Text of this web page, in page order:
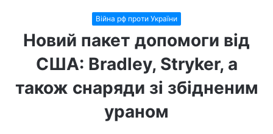
Війна рф проти України
Новий пакет допомоги від
США: Bradley, Stryker, а
також снаряди зі збідненим
ураном